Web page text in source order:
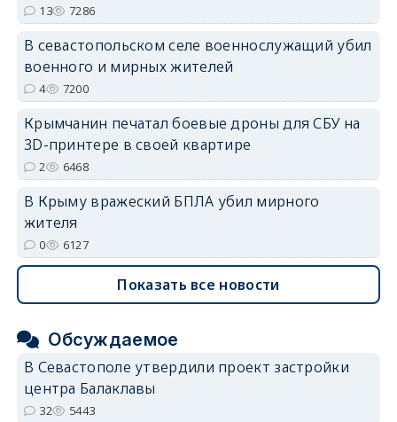
13 7286
В севастопольском селе военнослужащий убил
военного и мирных жителей
4 7200
Крымчанин печатал боевые дроны для СБУ на
3D-принтере в своей квартире
2 6468
В Крыму вражеский БПЛА убил мирного
жителя
0 6127
Показать все новости
Обсуждаемое
В Севастополе утвердили проект застройки
центра Балаклавы
32 5443